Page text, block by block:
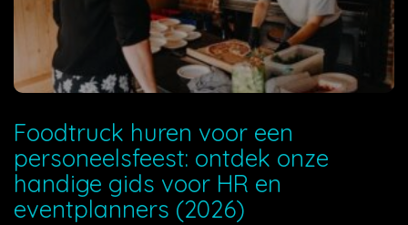
Foodtruck huren voor een
personeelsfeest: ontdek onze
handige gids voor HR en
eventplanners (2026)